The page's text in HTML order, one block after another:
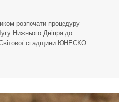
розпочати процедуру
Нижнього Дніпра до
спадщини ЮНЕСКО.